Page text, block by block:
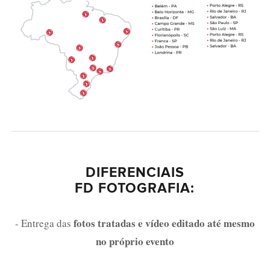
DIFERENCIAIS
FD FOTOGRAFIA:
- Entrega das fotos tratadas e vídeo editado até mesmo
no próprio evento